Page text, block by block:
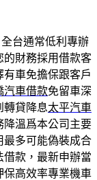
全台通常低利專辦
的財務採用借款客
有車免擔保跟客戶
汽車借款免留車深
轉貸降息太平汽車
降溫爲本公司主要
最多可能偽裝成合
借款，最新申辦當
保高效率專業機車